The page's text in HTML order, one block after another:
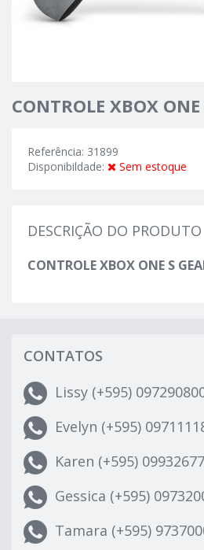
CONTROLE XBOX ONE
Referência: 31899
Disponibildade:
Sem estoque
DESCRIÇÃO DO PRODUTO
CONTROLE XBOX ONE S
CONTATOS
Lissy (+595)
Evelyn (+595)
Karen (+595)
Gessica (+595)
Tamara (+595)